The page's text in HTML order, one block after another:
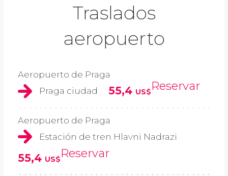
Traslados
aeropuerto
Aeropuerto de Praga
Praga ciudad
55,4 US$Reservar
Aeropuerto de Praga
Estación de tren Hlavni Nadrazi
55,4 US$Reservar